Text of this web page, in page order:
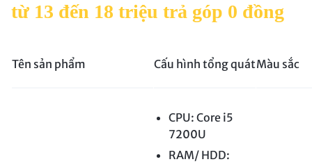
từ 13 đến 18 triệu trả góp 0 đồng
Tên sản phẩm Cấu hình tổng quátMàu sắc
CPU: Core i5
7200U
RAM/ HDD: